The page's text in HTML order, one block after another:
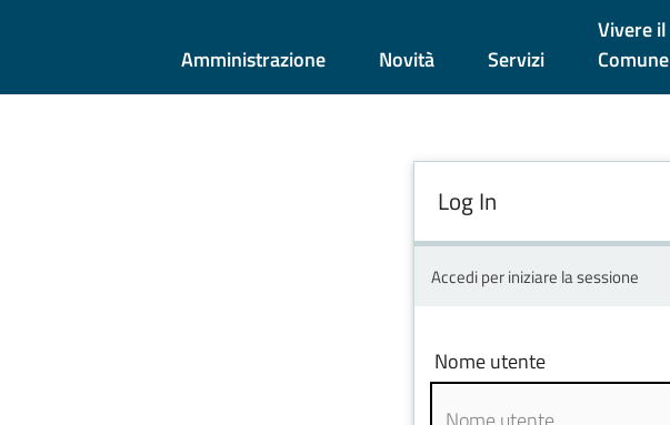
Amministrazione Novità Servizi
Vivere il
Comune
Log In
Accedi per iniziare la sessione
Nome utente